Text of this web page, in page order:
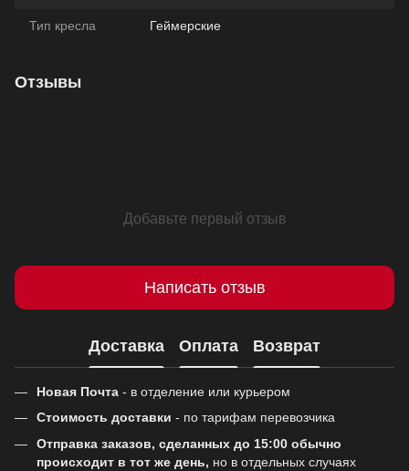
Тип кресла Геймерские
Отзывы
Добавьте первый отзыв
Написать отзыв
Доставка Оплата Возврат
Новая Почта - в отделение или курьером
Стоимость доставки - по тарифам перевозчика
Отправка заказов, сделанных до 15:00 обычно
происходит в тот же день, но в отдельных случаях